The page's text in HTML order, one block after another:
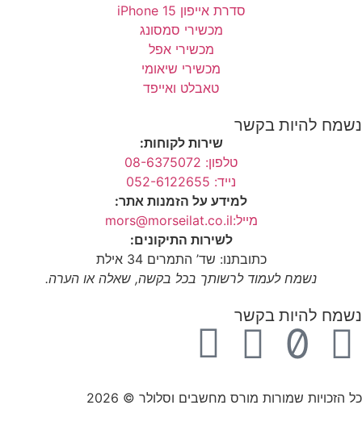
סדרת אייפון 15 iPhone
מכשירי סמסונג
מכשירי אפל
מכשירי שיאומי
טאבלט ואייפד
נשמח להיות בקשר
שירות לקוחות:
טלפון: 08-6375072
נייד: 052-6122655
למידע על הזמנות אתר:
מייל:mors@morseilat.co.il
לשירות התיקונים:
כתובתנו: שד’ התמרים 34 אילת
נשמח לעמוד לרשותך בכל בקשה, שאלה או הערה.
נשמח להיות בקשר
כל הזכויות שמורות מורס מחשבים וסלולר © 2026